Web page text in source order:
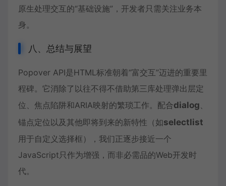
原生处理交互的“基础设施”，开发者只需关注业务本
身。
八、总结与展望
Popover API是HTML标准朝着“富交互”迈进的重要里
程碑。它消除了以往不得不借助第三库处理弹出层定
位、焦点陷阱和ARIA映射的繁琐工作。配合dialog、
锚点定位以及其他即将到来的新特性（如selectlist
用于自定义选择框），我们正逐步接近一个
JavaScript只作为增强，而非必需品的Web开发时
代。